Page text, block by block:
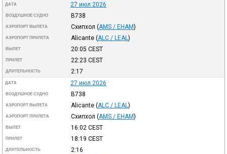
ДАТА 27 июл 2026
ВОЗДУШНОЕ СУДНО B738
АЭРОПОРТ ВЫЛЕТА Схипхол (AMS / EHAM)
АЭРОПОРТ ПРИЛЕТА Alicante (ALC / LEAL )
ВЫЛЕТ 20:05 CEST
ПРИЛЕТ 22:23 CEST
ДЛИТЕЛЬНОСТЬ 2:17
ДАТА 27 июл 2026
ВОЗДУШНОЕ СУДНО B738
АЭРОПОРТ ВЫЛЕТА Alicante (ALC / LEAL )
АЭРОПОРТ ПРИЛЕТА Схипхол (AMS / EHAM)
ВЫЛЕТ 16:02 CEST
ПРИЛЕТ 18:19 CEST
ДЛИТЕЛЬНОСТЬ 2:16